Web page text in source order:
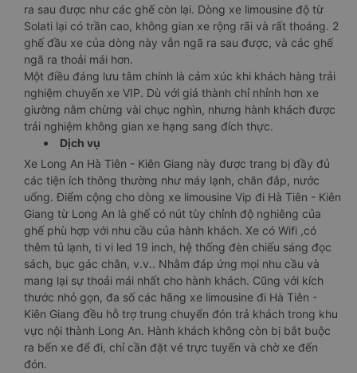
ra sau được như các ghế còn lại. Dòng xe limousine độ từ
Solati lại có trần cao, không gian xe rộng rãi và rất thoáng. 2
ghế đầu xe của dòng này vẫn ngã ra sau được, và các ghế
ngã ra thoải mái hơn.
Một điều đáng lưu tâm chính là cảm xúc khi khách hàng trải
nghiệm chuyến xe VIP. Dù với giá thành chỉ nhỉnh hơn xe
giường nằm chừng vài chục nghìn, nhưng hành khách được
trải nghiệm không gian xe hạng sang đích thực.
Dịch vụ
Xe Long An Hà Tiên - Kiên Giang này được trang bị đầy đủ
các tiện ích thông thường như máy lạnh, chăn đắp, nước
uống. Điểm cộng cho dòng xe limousine Vip đi Hà Tiên - Kiên
Giang từ Long An là ghế có nút tùy chỉnh độ nghiêng của
ghế phù hợp với nhu cầu của hành khách. Xe có Wifi ,có
thêm tủ lạnh, ti vi led 19 inch, hệ thống đèn chiếu sáng đọc
sách, bục gác chân, v.v.. Nhằm đáp ứng mọi nhu cầu và
mang lại sự thoải mái nhất cho hành khách. Cũng với kích
thước nhỏ gọn, đa số các hãng xe limousine đi Hà Tiên -
Kiên Giang đều hỗ trợ trung chuyển đón trả khách trong khu
vực nội thành Long An. Hành khách không còn bị bắt buộc
ra bến xe để đi, chỉ cần đặt vé trực tuyến và chờ xe đến
đón.